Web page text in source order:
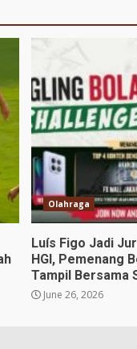
Olahraga
Luís Figo Jadi
HGI, Pemenang
Tampil Bersama
June 26, 2026